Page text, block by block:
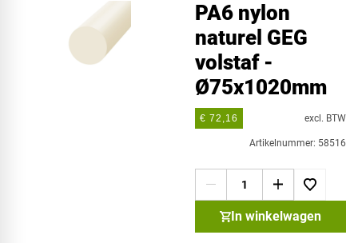
PA6 nylon
naturel GEG
volstaf -
Ø75x1020mm
€ 72,16 excl. BTW
Artikelnummer: 58516
In winkelwagen